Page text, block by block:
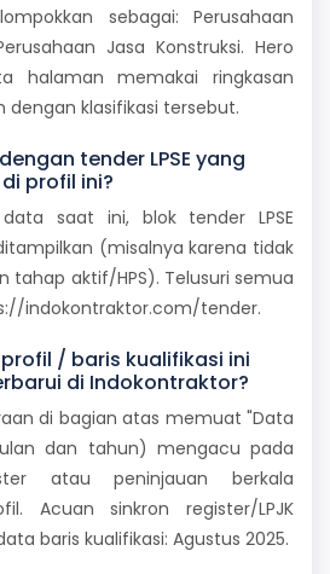
sebagai: Perusahaan
Jasa Konstruksi. Hero
halaman memakai ringkasan
dengan klasifikasi tersebut.
tender LPSE yang
profil ini?
saat ini, blok tender LPSE
(misalnya karena tidak
tahap aktif/HPS). Telusuri semua
indokontraktor.com/tender.
/ baris kualifikasi ini
di Indokontraktor?
di bagian atas memuat "Data
dan tahun) mengacu pada
atau peninjauan berkala
Acuan sinkron register/LPJK
baris kualifikasi: Agustus 2025.